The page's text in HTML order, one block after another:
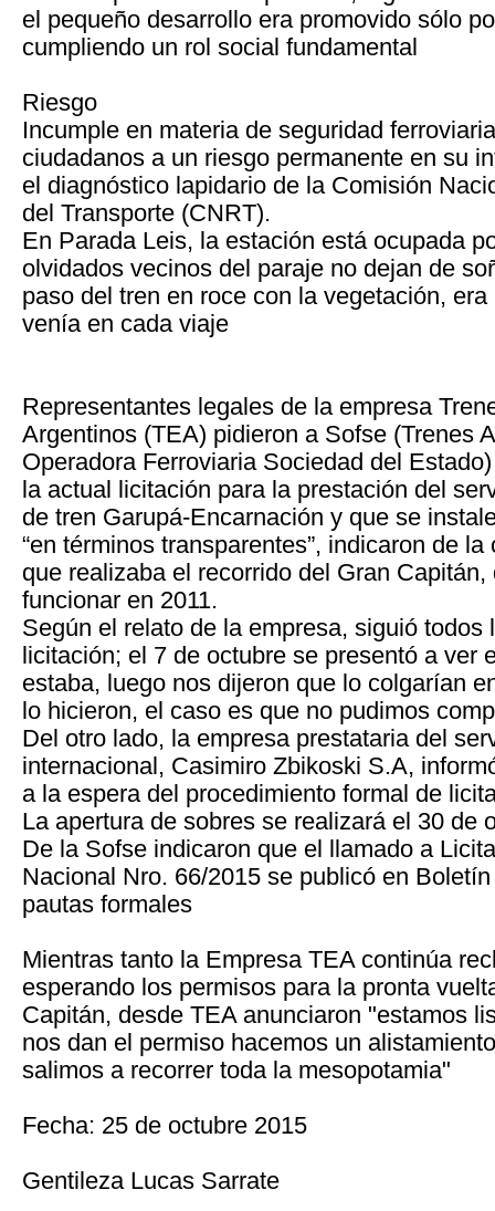
el pequeño desarrollo era promovido sólo
cumpliendo un rol social fundamental
Riesgo
Incumple en materia de seguridad
ciudadanos a un riesgo permanente en su
el diagnóstico lapidario de la Comisión
del Transporte (CNRT).
En Parada Leis, la estación está ocupada
olvidados vecinos del paraje no dejan de
paso del tren en roce con la vegetación,
venía en cada viaje
Representantes legales de la empresa
Argentinos (TEA) pidieron a Sofse (Trenes
Operadora Ferroviaria Sociedad del
la actual licitación para la prestación del
de tren Garupá-Encarnación y que se
“en términos transparentes”, indicaron de
que realizaba el recorrido del Gran Capitán,
funcionar en 2011.
Según el relato de la empresa, siguió todos
licitación; el 7 de octubre se presentó a ver
estaba, luego nos dijeron que lo colgarían
lo hicieron, el caso es que no pudimos
Del otro lado, la empresa prestataria del
internacional, Casimiro Zbikoski S.A,
a la espera del procedimiento formal de
La apertura de sobres se realizará el 30 de
De la Sofse indicaron que el llamado a
Nacional Nro. 66/2015 se publicó en
pautas formales
Mientras tanto la Empresa TEA continúa
esperando los permisos para la pronta
Capitán, desde TEA anunciaron "estamos
nos dan el permiso hacemos un
salimos a recorrer toda la mesopotamia"
Fecha: 25 de octubre 2015
Gentileza Lucas Sarrate